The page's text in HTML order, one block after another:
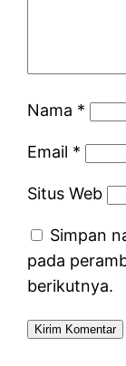
Nama *
Email *
Situs Web
Simpan
pada
berikutnya.